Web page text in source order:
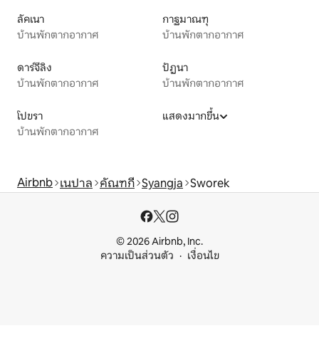
ลัคเนา
บ้านพักตากอากาศ
กาฐมาณฑุ
บ้านพักตากอากาศ
ดาร์จีลิง
บ้านพักตากอากาศ
ปัฏนา
บ้านพักตากอากาศ
โปขรา
บ้านพักตากอากาศ
แสดงมากขึ้น
Airbnb เนปาล คัณฑกี Syangja Sworek
© 2026 Airbnb, Inc.
ความเป็นส่วนตัว
เงื่อนไข